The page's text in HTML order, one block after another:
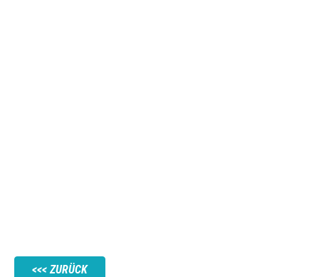
ZURÜCK